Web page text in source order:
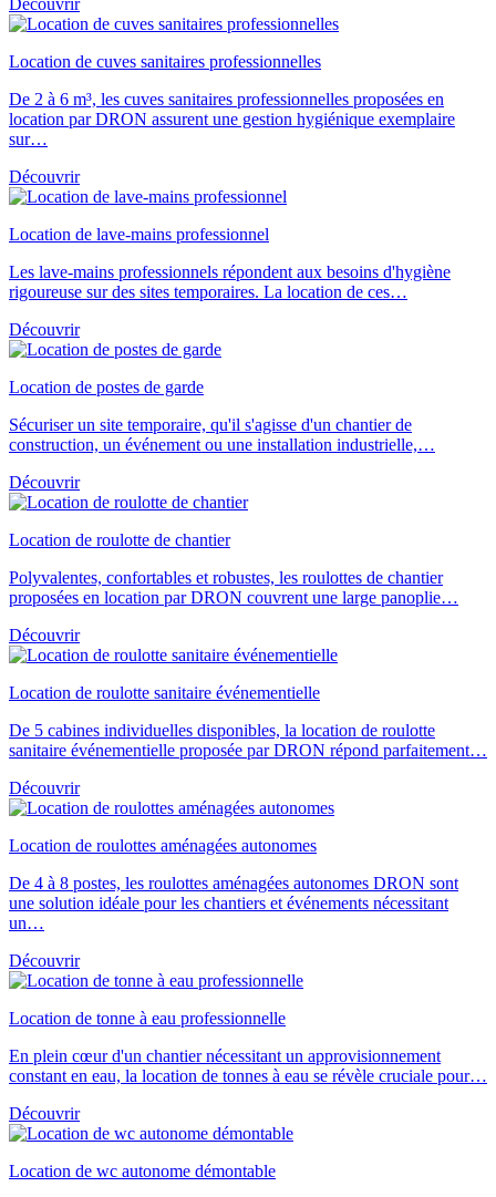
Location de cuves sanitaires professionnelles
De 2 à 6 m³, les cuves sanitaires professionnelles proposées en
location par DRON assurent une gestion hygiénique exemplaire
sur…
Découvrir
Location de lave-mains professionnel
Les lave-mains professionnels répondent aux besoins d'hygiène
rigoureuse sur des sites temporaires. La location de ces…
Découvrir
Location de postes de garde
Sécuriser un site temporaire, qu'il s'agisse d'un chantier de
construction, un événement ou une installation industrielle,…
Découvrir
Location de roulotte de chantier
Polyvalentes, confortables et robustes, les roulottes de chantier
proposées en location par DRON couvrent une large panoplie…
Découvrir
Location de roulotte sanitaire événementielle
De 5 cabines individuelles disponibles, la location de roulotte
sanitaire événementielle proposée par DRON répond parfaitement…
Découvrir
Location de roulottes aménagées autonomes
De 4 à 8 postes, les roulottes aménagées autonomes DRON sont
une solution idéale pour les chantiers et événements nécessitant
un…
Découvrir
Location de tonne à eau professionnelle
En plein cœur d'un chantier nécessitant un approvisionnement
constant en eau, la location de tonnes à eau se révèle cruciale pour…
Découvrir
Location de wc autonome démontable